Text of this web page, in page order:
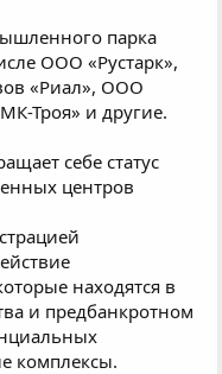
парка
ООО «Рустарк»,
«Риал», ООО
Троя» и другие.
себе статус
центров
находятся в
и предбанкротном
комплексы.